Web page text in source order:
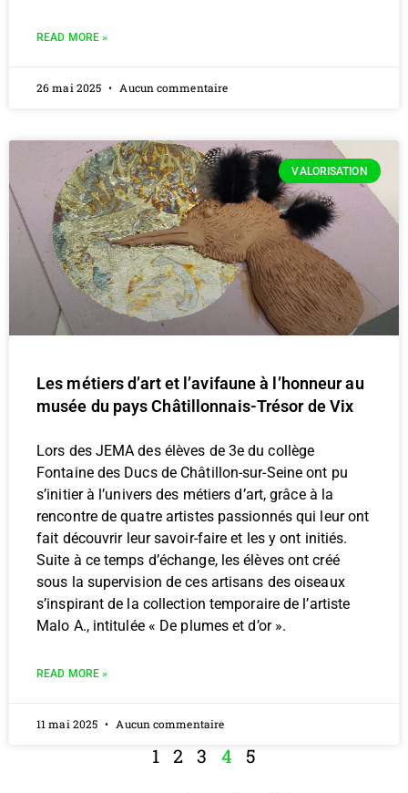
READ MORE »
26 mai 2025 Aucun commentaire
VALORISATION
Les métiers d’art et l’avifaune à l’honneur au
musée du pays Châtillonnais-Trésor de Vix
Lors des JEMA des élèves de 3e du collège
Fontaine des Ducs de Châtillon-sur-Seine ont pu
s’initier à l’univers des métiers d’art, grâce à la
rencontre de quatre artistes passionnés qui leur ont
fait découvrir leur savoir-faire et les y ont initiés.
Suite à ce temps d’échange, les élèves ont créé
sous la supervision de ces artisans des oiseaux
s’inspirant de la collection temporaire de l’artiste
Malo A., intitulée « De plumes et d’or ».
READ MORE »
11 mai 2025 Aucun commentaire
1 2 3 4 5